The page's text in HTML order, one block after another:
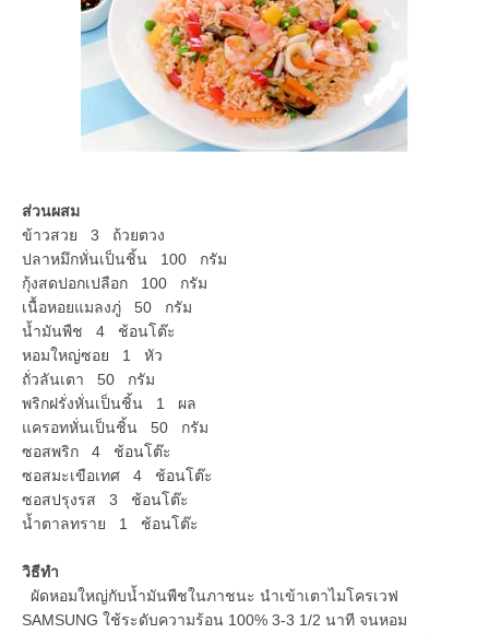
ส่วนผสม
ข้าวสวย 3 ถ้วยตวง
ปลาหมึกหั่นเป็นชิ้น 100 กรัม
กุ้งสดปอกเปลือก 100 กรัม
เนื้อหอยแมลงภู่ 50 กรัม
น้ำมันพืช 4 ช้อนโต๊ะ
หอมใหญ่ซอย 1 หัว
ถั่วลันเตา 50 กรัม
พริกฝรั่งหั่นเป็นชิ้น 1 ผล
แครอทหั่นเป็นชิ้น 50 กรัม
ซอสพริก 4 ช้อนโต๊ะ
ซอสมะเขือเทศ 4 ช้อนโต๊ะ
ซอสปรุงรส 3 ช้อนโต๊ะ
น้ำตาลทราย 1 ช้อนโต๊ะ
วิธีทำ
ผัดหอมใหญ่กับน้ำมันพืชในภาชนะ นำเข้าเตาไมโครเวฟ
SAMSUNG ใช้ระดับความร้อน 100% 3-3 1/2 นาที จนหอม